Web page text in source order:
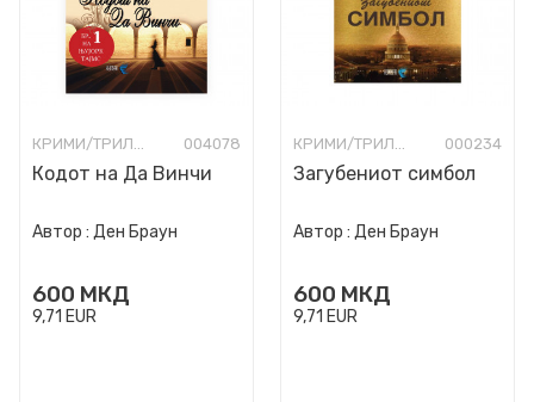
КРИМИ/ТРИЛЕР 004078
Кодот на Да Винчи
Автор : Ден Браун
600 МКД
9,71 EUR
КРИМИ/ТРИЛЕР 000234
Загубениот симбол
Автор : Ден Браун
600 МКД
9,71 EUR